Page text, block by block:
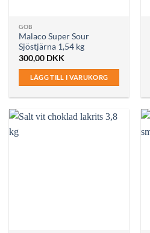
GOB
Malaco Super Sour
Sjöstjärna 1,54 kg
300,00 DKK
LÄGG TILL I VARUKORG